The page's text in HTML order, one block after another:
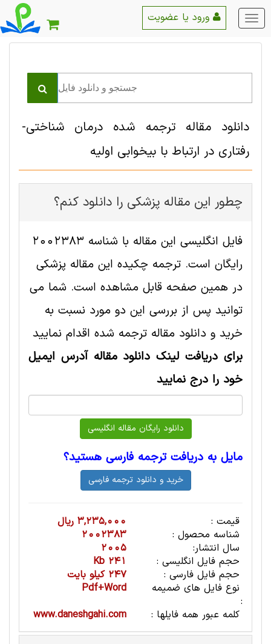
منو
اصلی
دانلود مقاله ترجمه شده درمان شناختی-
رفتاری در ارتباط با بیخوابی اولیه
چطور این مقاله پزشکی را دانلود کنم؟
فایل انگلیسی این مقاله با شناسه 2002383
رایگان است. ترجمه چکیده این مقاله پزشکی
در همین صفحه قابل مشاهده است. شما می
توانید پس از بررسی این دو مورد نسبت به
خرید و دانلود مقاله ترجمه شده اقدام نمایید
برای دریافت لینک دانلود مقاله آدرس ایمیل
خود را درج نمایید
مایل به دریافت ترجمه فارسی هستید؟
قیمت :
3,235,000 ریال
شناسه محصول :
2002383
سال انتشار:
2005
حجم فایل انگلیسی :
241 Kb
حجم فایل فارسی :
247 کیلو بایت
نوع فایل های ضمیمه
:
Pdf+Word
کلمه عبور همه فایلها :
www.daneshgahi.com